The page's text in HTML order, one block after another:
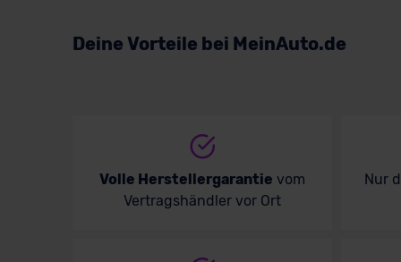
Deine Vorteile bei MeinAuto.de
Volle Herstellergarantie vom
Vertragshändler vor Ort
Nur